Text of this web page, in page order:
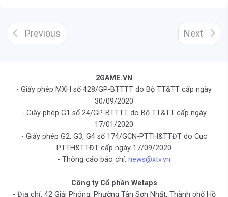
Previous Next
2GAME.VN
- Giấy phép MXH số 428/GP-BTTTT do Bộ TT&TT cấp ngày
30/09/2020
- Giấy phép G1 số 24/GP-BTTTT do Bộ TT&TT cấp ngày
17/01/2020
- Giấy phép G2, G3, G4 số 174/GCN-PTTH&TTĐT do Cục
PTTH&TTĐT cấp ngày 17/09/2020
- Thông cáo báo chí: news@xtv.vn
Công ty Cổ phần Wetaps
- Địa chỉ: 42 Giải Phóng, Phường Tân Sơn Nhất, Thành phố Hồ